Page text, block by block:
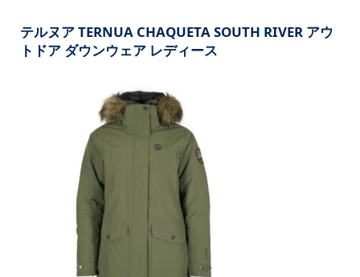
テルヌア TERNUA CHAQUETA SOUTH RIVER アウ
トドア ダウンウェア レディース